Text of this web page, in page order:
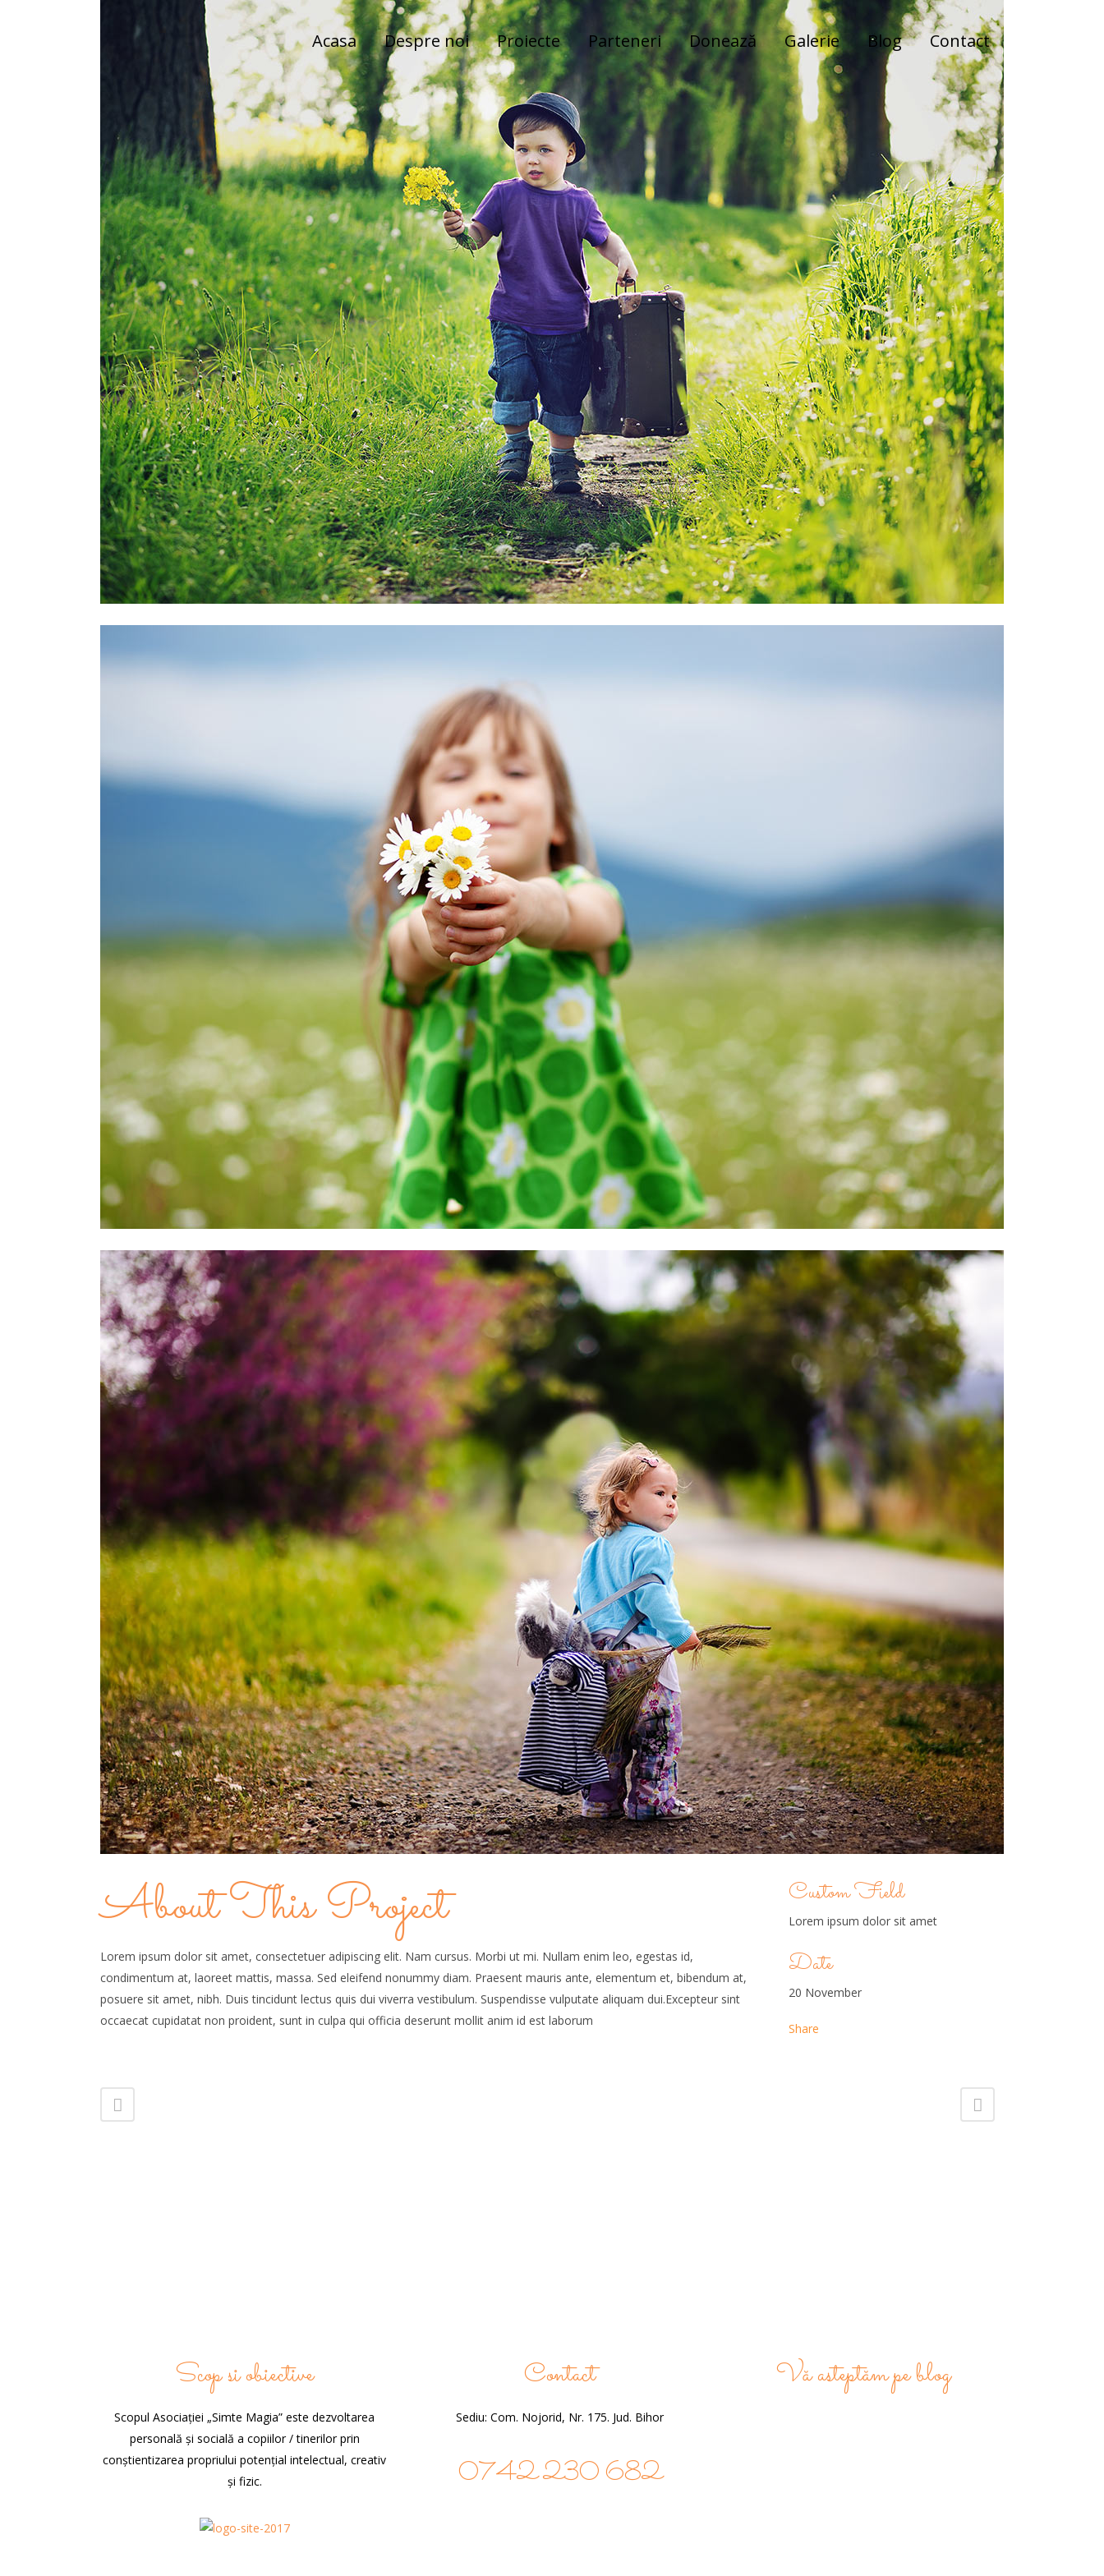
Acasa Despre noi Proiecte Parteneri Donează Galerie Blog Contact
About This Project
Lorem ipsum dolor sit amet, consectetuer adipiscing elit. Nam cursus. Morbi ut mi. Nullam enim leo, egestas id,
condimentum at, laoreet mattis, massa. Sed eleifend nonummy diam. Praesent mauris ante, elementum et, bibendum at,
posuere sit amet, nibh. Duis tincidunt lectus quis dui viverra vestibulum. Suspendisse vulputate aliquam dui.Excepteur sint
occaecat cupidatat non proident, sunt in culpa qui officia deserunt mollit anim id est laborum
Custom Field
Lorem ipsum dolor sit amet
Date
20 November
Share
Scop si obiective
Scopul Asociației „Simte Magia” este dezvoltarea
personală și socială a copiilor / tinerilor prin
conștientizarea propriului potențial intelectual, creativ
și fizic.
Contact
Sediu: Com. Nojorid, Nr. 175. Jud. Bihor
0742 230 682
Vă asteptăm pe blog